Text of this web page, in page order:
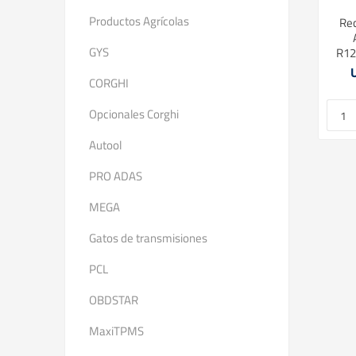
Productos Agrícolas
GYS
CORGHI
Opcionales Corghi
Autool
PRO ADAS
MEGA
Gatos de transmisiones
PCL
OBDSTAR
MaxiTPMS